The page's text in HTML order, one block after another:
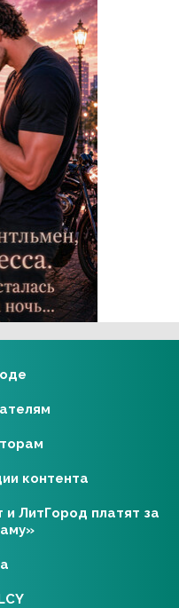
контента
ЛитГород платят за